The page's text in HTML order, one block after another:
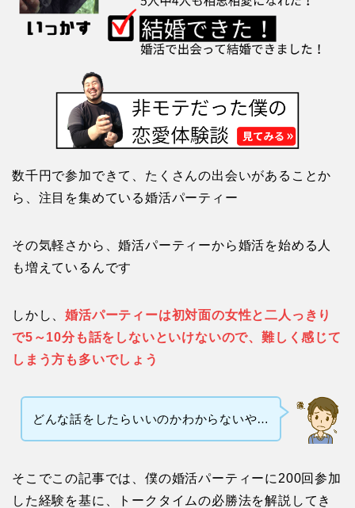
数千円で参加できて、たくさんの出会いがあることか
ら、注目を集めている婚活パーティー
その気軽さから、婚活パーティーから婚活を始める人
も増えているんです
しかし、婚活パーティーは初対面の女性と二人っきり
で5～10分も話をしないといけないので、難しく感じて
しまう方も多いでしょう
どんな話をしたらいいのかわからないや…
そこでこの記事では、僕の婚活パーティーに200回参加
した経験を基に、トークタイムの必勝法を解説してき